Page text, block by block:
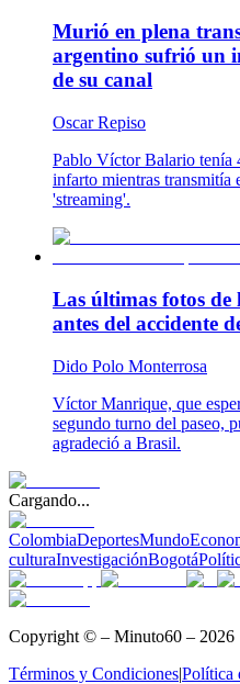
Murió en plena
argentino sufrió un
de su canal
Oscar Repiso
Pablo Víctor Balario tenía
infarto mientras transmitía
'streaming'.
Las últimas fotos de
antes del accidente
Dido Polo Monterrosa
Víctor Manrique, que
segundo turno del paseo,
agradeció a Brasil.
Cargando...
ColombiaDeportesMundo
culturaInvestigaciónBogotá
Copyright © – Minuto60 – 2026
Términos y Condiciones|Política